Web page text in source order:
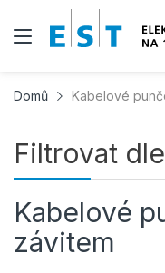
Domů Kabelové
Filtrovat dle
Kabelové
závitem